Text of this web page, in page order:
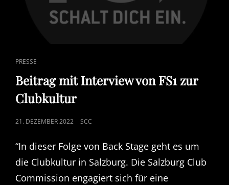
CAT
LINKS
PRESSE
Beitrag mit Interview von FS1 zur
Clubkultur
POSTED
21. DEZEMBER 2022 SCC
“In dieser Folge von Back Stage geht es um
die Clubkultur in Salzburg. Die Salzburg Club
Commission engagiert sich für eine